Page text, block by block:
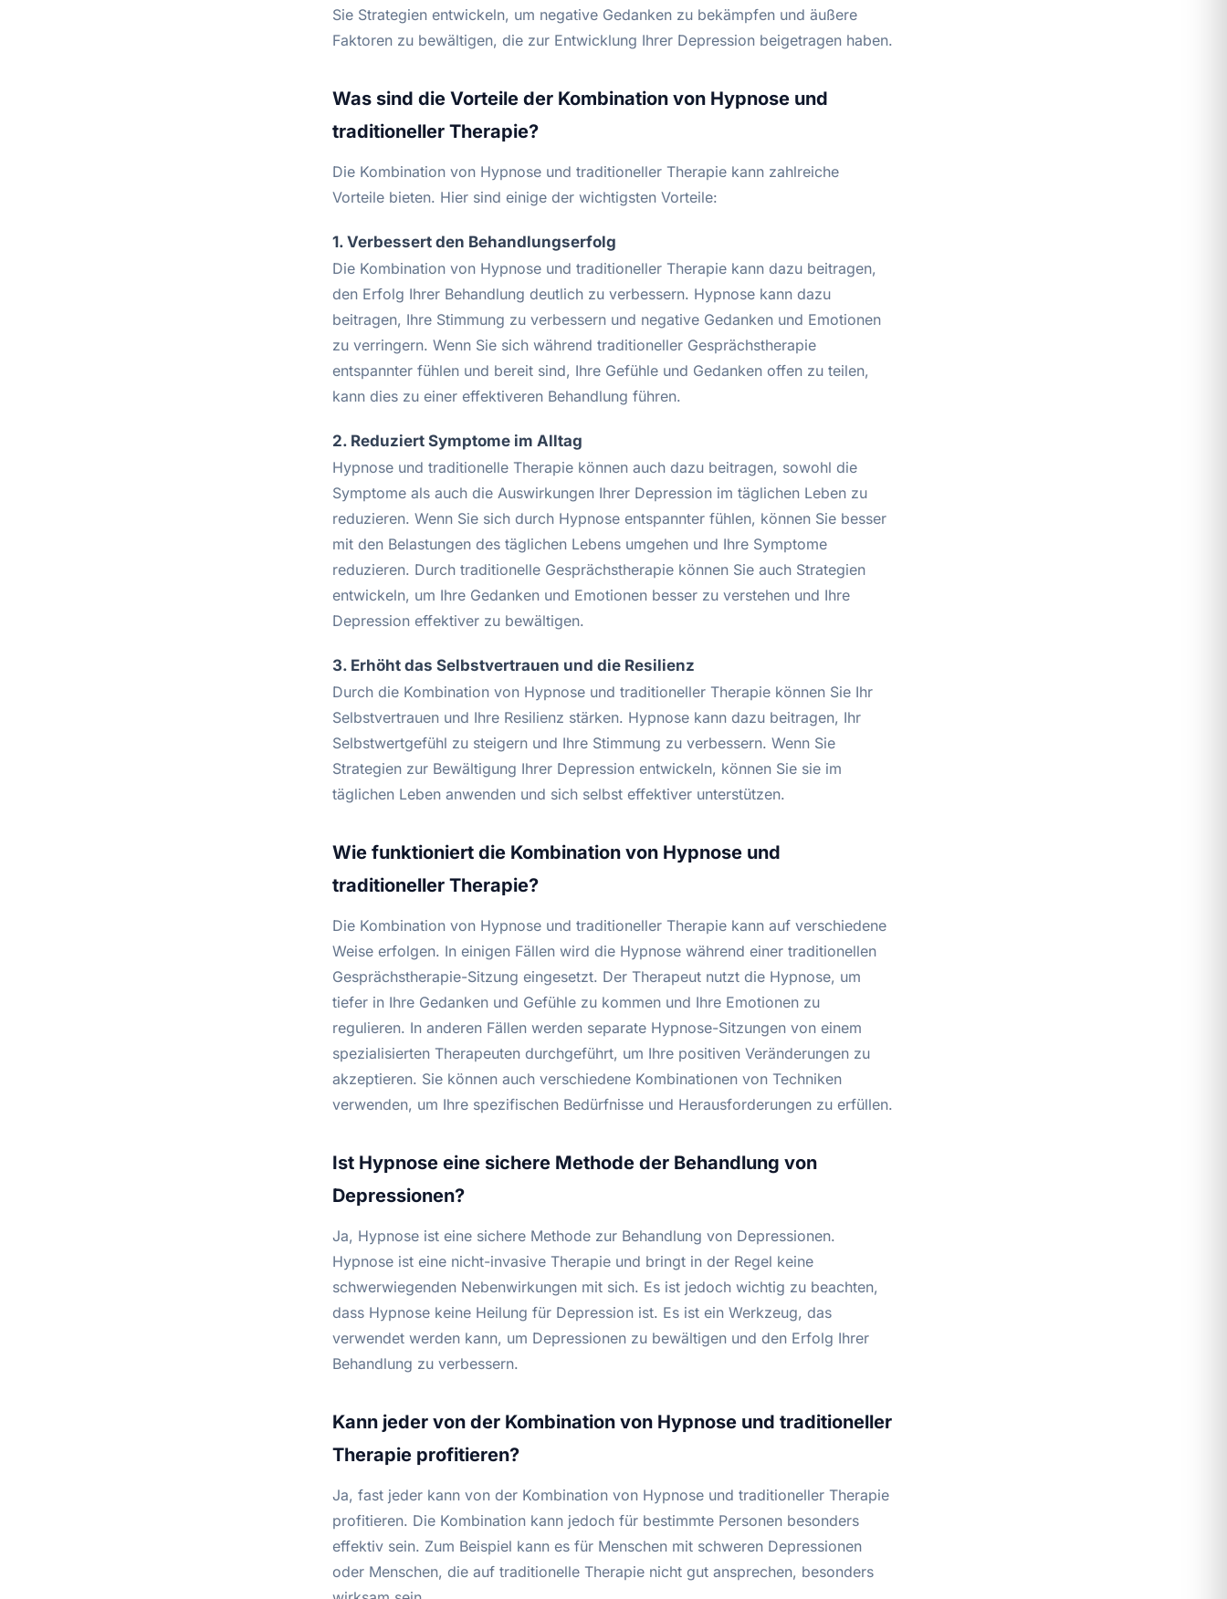
Sie Strategien entwickeln, um negative Gedanken zu bekämpfen und äußere
Faktoren zu bewältigen, die zur Entwicklung Ihrer Depression beigetragen haben.
Was sind die Vorteile der Kombination von Hypnose und
traditioneller Therapie?
Die Kombination von Hypnose und traditioneller Therapie kann zahlreiche
Vorteile bieten. Hier sind einige der wichtigsten Vorteile:
1. Verbessert den Behandlungserfolg
Die Kombination von Hypnose und traditioneller Therapie kann dazu beitragen,
den Erfolg Ihrer Behandlung deutlich zu verbessern. Hypnose kann dazu
beitragen, Ihre Stimmung zu verbessern und negative Gedanken und Emotionen
zu verringern. Wenn Sie sich während traditioneller Gesprächstherapie
entspannter fühlen und bereit sind, Ihre Gefühle und Gedanken offen zu teilen,
kann dies zu einer effektiveren Behandlung führen.
2. Reduziert Symptome im Alltag
Hypnose und traditionelle Therapie können auch dazu beitragen, sowohl die
Symptome als auch die Auswirkungen Ihrer Depression im täglichen Leben zu
reduzieren. Wenn Sie sich durch Hypnose entspannter fühlen, können Sie besser
mit den Belastungen des täglichen Lebens umgehen und Ihre Symptome
reduzieren. Durch traditionelle Gesprächstherapie können Sie auch Strategien
entwickeln, um Ihre Gedanken und Emotionen besser zu verstehen und Ihre
Depression effektiver zu bewältigen.
3. Erhöht das Selbstvertrauen und die Resilienz
Durch die Kombination von Hypnose und traditioneller Therapie können Sie Ihr
Selbstvertrauen und Ihre Resilienz stärken. Hypnose kann dazu beitragen, Ihr
Selbstwertgefühl zu steigern und Ihre Stimmung zu verbessern. Wenn Sie
Strategien zur Bewältigung Ihrer Depression entwickeln, können Sie sie im
täglichen Leben anwenden und sich selbst effektiver unterstützen.
Wie funktioniert die Kombination von Hypnose und
traditioneller Therapie?
Die Kombination von Hypnose und traditioneller Therapie kann auf verschiedene
Weise erfolgen. In einigen Fällen wird die Hypnose während einer traditionellen
Gesprächstherapie-Sitzung eingesetzt. Der Therapeut nutzt die Hypnose, um
tiefer in Ihre Gedanken und Gefühle zu kommen und Ihre Emotionen zu
regulieren. In anderen Fällen werden separate Hypnose-Sitzungen von einem
spezialisierten Therapeuten durchgeführt, um Ihre positiven Veränderungen zu
akzeptieren. Sie können auch verschiedene Kombinationen von Techniken
verwenden, um Ihre spezifischen Bedürfnisse und Herausforderungen zu erfüllen.
Ist Hypnose eine sichere Methode der Behandlung von
Depressionen?
Ja, Hypnose ist eine sichere Methode zur Behandlung von Depressionen.
Hypnose ist eine nicht-invasive Therapie und bringt in der Regel keine
schwerwiegenden Nebenwirkungen mit sich. Es ist jedoch wichtig zu beachten,
dass Hypnose keine Heilung für Depression ist. Es ist ein Werkzeug, das
verwendet werden kann, um Depressionen zu bewältigen und den Erfolg Ihrer
Behandlung zu verbessern.
Kann jeder von der Kombination von Hypnose und traditioneller
Therapie profitieren?
Ja, fast jeder kann von der Kombination von Hypnose und traditioneller Therapie
profitieren. Die Kombination kann jedoch für bestimmte Personen besonders
effektiv sein. Zum Beispiel kann es für Menschen mit schweren Depressionen
oder Menschen, die auf traditionelle Therapie nicht gut ansprechen, besonders